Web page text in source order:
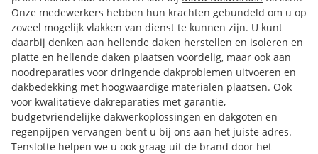
Onze medewerkers hebben hun krachten gebundeld om u op
zoveel mogelijk vlakken van dienst te kunnen zijn. U kunt
daarbij denken aan hellende daken herstellen en isoleren en
platte en hellende daken plaatsen voordelig, maar ook aan
noodreparaties voor dringende dakproblemen uitvoeren en
dakbedekking met hoogwaardige materialen plaatsen. Ook
voor kwalitatieve dakreparaties met garantie,
budgetvriendelijke dakwerkoplossingen en dakgoten en
regenpijpen vervangen bent u bij ons aan het juiste adres.
Tenslotte helpen we u ook graag uit de brand door het